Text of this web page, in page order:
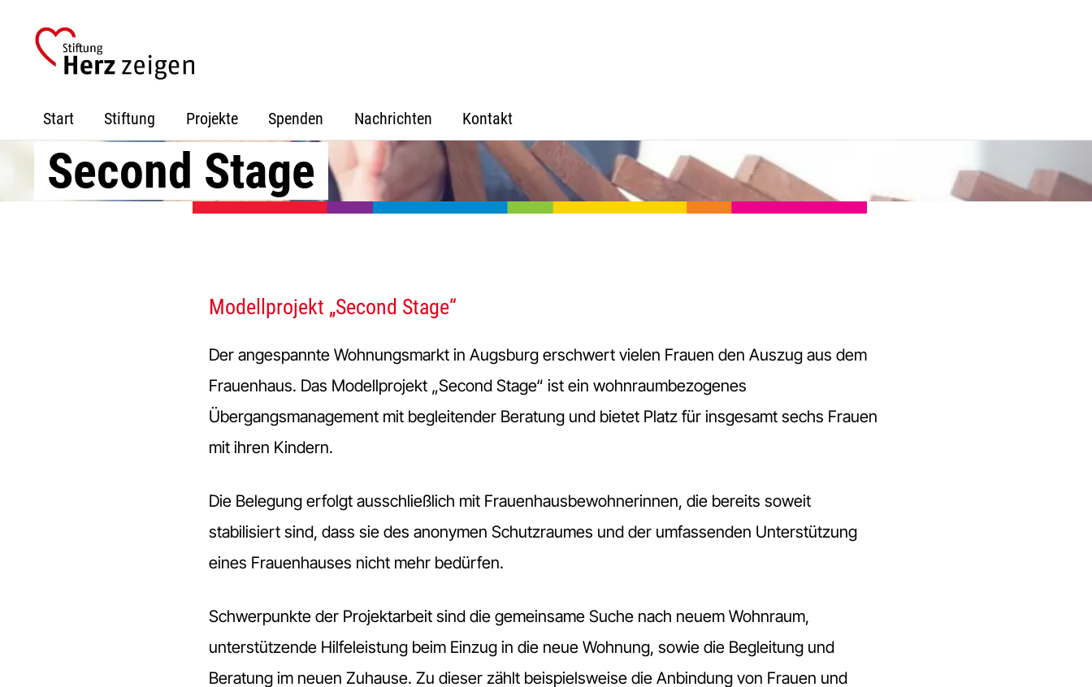
Hauptnavigation
Inhalt
Fußzeile
Start Stiftung Projekte Spenden Nachrichten Kontakt
Second Stage
Modellprojekt „Second Stage“
Der angespannte Wohnungsmarkt in Augsburg erschwert vielen Frauen den Auszug aus dem
Frauenhaus. Das Modellprojekt „Second Stage“ ist ein wohnraumbezogenes
Übergangsmanagement mit begleitender Beratung und bietet Platz für insgesamt sechs Frauen
mit ihren Kindern.
Die Belegung erfolgt ausschließlich mit Frauenhausbewohnerinnen, die bereits soweit
stabilisiert sind, dass sie des anonymen Schutzraumes und der umfassenden Unterstützung
eines Frauenhauses nicht mehr bedürfen.
Schwerpunkte der Projektarbeit sind die gemeinsame Suche nach neuem Wohnraum,
unterstützende Hilfeleistung beim Einzug in die neue Wohnung, sowie die Begleitung und
Beratung im neuen Zuhause. Zu dieser zählt beispielsweise die Anbindung von Frauen und